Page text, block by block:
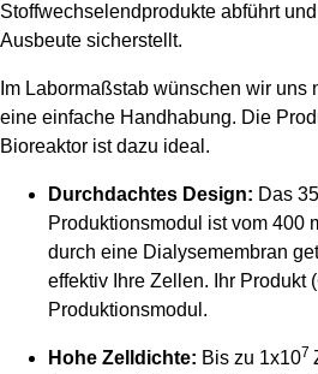
Stoffwechselendprodukte abführt
Ausbeute sicherstellt.
Im Labormaßstab wünschen wir uns
eine einfache Handhabung. Die
Bioreaktor ist dazu ideal.
Durchdachtes Design: Das
Produktionsmodul ist vom 400
durch eine Dialysemembran
effektiv Ihre Zellen. Ihr Produkt
Produktionsmodul.
Hohe Zelldichte: Bis zu 1x107